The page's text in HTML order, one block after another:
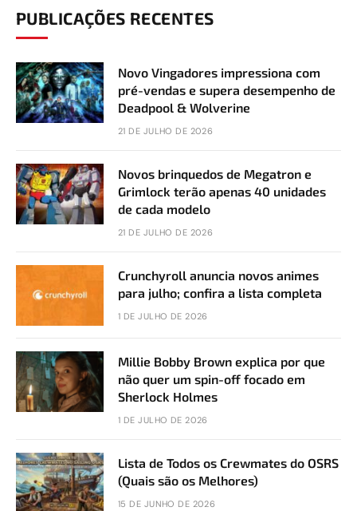
PUBLICAÇÕES RECENTES
Novo Vingadores impressiona com
pré-vendas e supera desempenho de
Deadpool & Wolverine
21 DE JULHO DE 2026
Novos brinquedos de Megatron e
Grimlock terão apenas 40 unidades
de cada modelo
21 DE JULHO DE 2026
Crunchyroll anuncia novos animes
para julho; confira a lista completa
1 DE JULHO DE 2026
Millie Bobby Brown explica por que
não quer um spin-off focado em
Sherlock Holmes
1 DE JULHO DE 2026
Lista de Todos os Crewmates do OSRS
(Quais são os Melhores)
15 DE JUNHO DE 2026